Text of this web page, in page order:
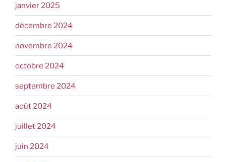
janvier 2025
décembre 2024
novembre 2024
octobre 2024
septembre 2024
août 2024
juillet 2024
juin 2024